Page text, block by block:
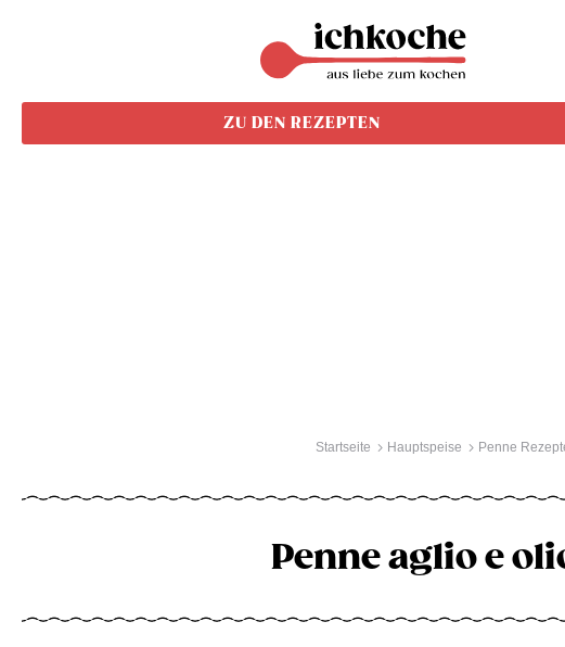
ZU DEN REZEPTEN
Startseite Hauptspeise Penne
Penne aglio e